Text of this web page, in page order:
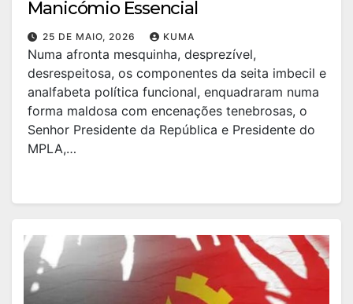
Manicómio Essencial
25 DE MAIO, 2026 KUMA
Numa afronta mesquinha, desprezível,
desrespeitosa, os componentes da seita imbecil e
analfabeta política funcional, enquadraram numa
forma maldosa com encenações tenebrosas, o
Senhor Presidente da República e Presidente do
MPLA,…